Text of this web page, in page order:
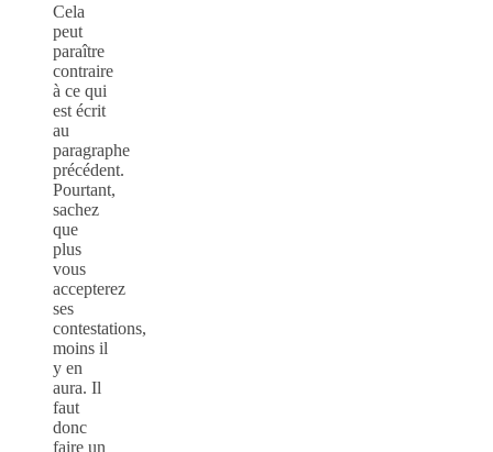
Cela
peut
paraître
contraire
à ce qui
est écrit
au
paragraphe
précédent.
Pourtant,
sachez
que
plus
vous
accepterez
ses
contestations,
moins il
y en
aura. Il
faut
donc
faire un